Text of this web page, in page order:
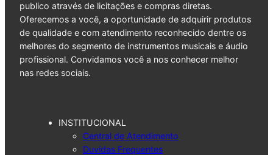
publico através de licitações e compras diretas.
Oferecemos a você, a oportunidade de adquirir produtos
de qualidade e com atendimento reconhecido dentre os
melhores do segmento de instrumentos musicais e áudio
profissional. Convidamos você a nos conhecer melhor
nas redes sociais.
INSTITUCIONAL
Central de Atendimento
Duvidas Frequentes